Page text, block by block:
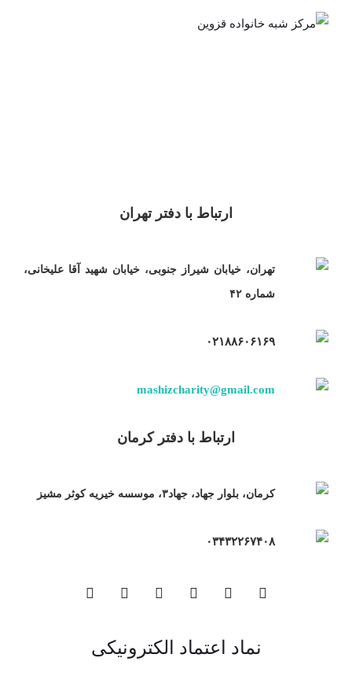
خانواده
ارتباط با دفتر تهران
تهران، خیابان شیراز جنوبی، خیابان شهید آقا علیخانی،
شماره ۴۲
۰۲۱۸۸۶۰۶۱۶۹
mashizcharity@gmail.com
ارتباط با دفتر کرمان
کرمان، بلوار جهاد، جهاد۳، موسسه خیریه کوثر مشیز
۰۳۴۳۲۲۶۷۴۰۸
نماد اعتماد الکترونیکی